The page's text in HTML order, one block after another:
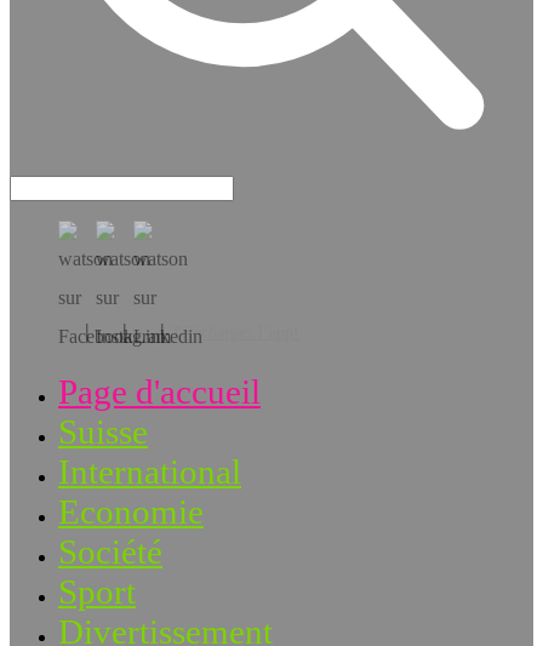
Téléchargez l’app!
Page d'accueil
Suisse
International
Economie
Société
Sport
Divertissement